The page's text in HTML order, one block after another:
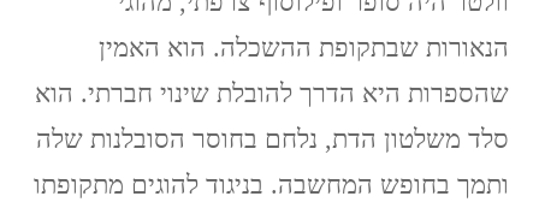
הנאורות שבתקופת ההשכלה. הוא האמין
שהספרות היא הדרך להובלת שינוי חברתי. הוא
סלד משלטון הדת, נלחם בחוסר הסובלנות שלה
ותמך בחופש המחשבה. בניגוד להוגים מתקופתו